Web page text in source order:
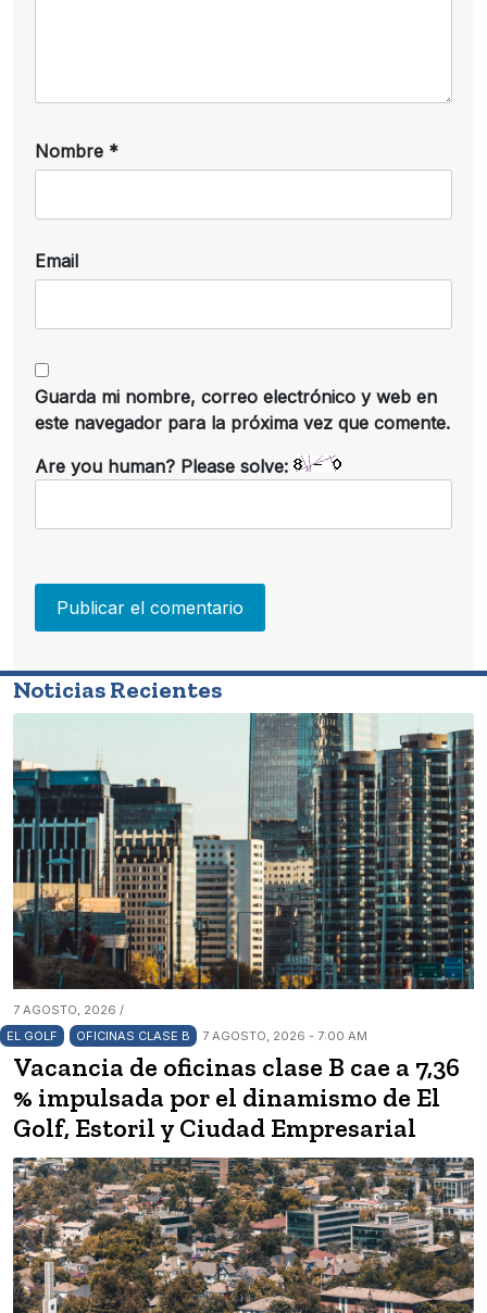
Nombre *
Email
Guarda mi nombre, correo electrónico y web en
este navegador para la próxima vez que comente.
Are you human? Please solve:
Noticias Recientes
7 AGOSTO, 2026 /
EL GOLF
OFICINAS CLASE B 7 AGOSTO, 2026 - 7:00 AM
Vacancia de oficinas clase B cae a 7,36
% impulsada por el dinamismo de El
Golf, Estoril y Ciudad Empresarial